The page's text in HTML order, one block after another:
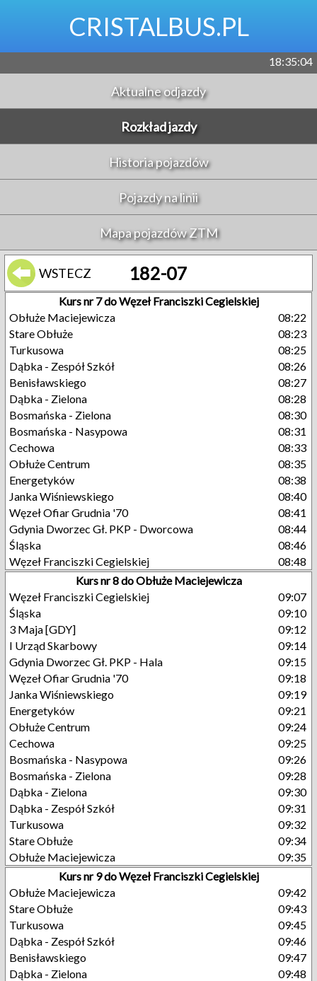
CRISTALBUS.PL
18:35:04
Aktualne odjazdy
Rozkład jazdy
Historia pojazdów
Pojazdy na linii
Mapa pojazdów ZTM
WSTECZ 182-07
Kurs nr 7 do Węzeł Franciszki Cegielskiej
Obłuże Maciejewicza
08:22
Stare Obłuże
08:23
Turkusowa
08:25
Dąbka - Zespół Szkół
08:26
Benisławskiego
08:27
Dąbka - Zielona
08:28
Bosmańska - Zielona
08:30
Bosmańska - Nasypowa
08:31
Cechowa
08:33
Obłuże Centrum
08:35
Energetyków
08:38
Janka Wiśniewskiego
08:40
Węzeł Ofiar Grudnia '70
08:41
Gdynia Dworzec Gł. PKP - Dworcowa
08:44
Śląska
08:46
Węzeł Franciszki Cegielskiej
08:48
Kurs nr 8 do Obłuże Maciejewicza
Węzeł Franciszki Cegielskiej
09:07
Śląska
09:10
3 Maja [GDY]
09:12
I Urząd Skarbowy
09:14
Gdynia Dworzec Gł. PKP - Hala
09:15
Węzeł Ofiar Grudnia '70
09:18
Janka Wiśniewskiego
09:19
Energetyków
09:21
Obłuże Centrum
09:24
Cechowa
09:25
Bosmańska - Nasypowa
09:26
Bosmańska - Zielona
09:28
Dąbka - Zielona
09:30
Dąbka - Zespół Szkół
09:31
Turkusowa
09:32
Stare Obłuże
09:34
Obłuże Maciejewicza
09:35
Kurs nr 9 do Węzeł Franciszki Cegielskiej
Obłuże Maciejewicza
09:42
Stare Obłuże
09:43
Turkusowa
09:45
Dąbka - Zespół Szkół
09:46
Benisławskiego
09:47
Dąbka - Zielona
09:48